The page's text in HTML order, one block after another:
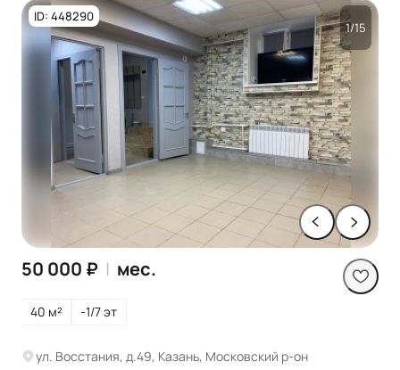
ID: 448290
1/15
50 000 ₽ | мес.
40 м² -1/7 эт
ул. Восстания, д.49, Казань, Московский р-он